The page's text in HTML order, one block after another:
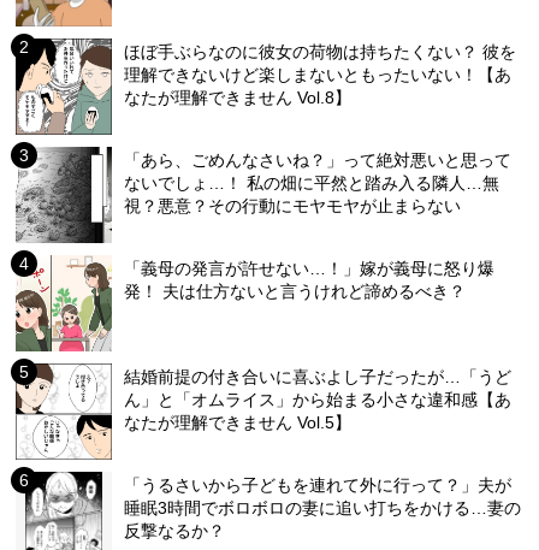
ほぼ手ぶらなのに彼女の荷物は持ちたくない？ 彼を
理解できないけど楽しまないともったいない！【あ
なたが理解できません Vol.8】
「あら、ごめんなさいね？」って絶対悪いと思って
ないでしょ…！ 私の畑に平然と踏み入る隣人…無
視？悪意？その行動にモヤモヤが止まらない
「義母の発言が許せない…！」嫁が義母に怒り爆
発！ 夫は仕方ないと言うけれど諦めるべき？
結婚前提の付き合いに喜ぶよし子だったが…「うど
ん」と「オムライス」から始まる小さな違和感【あ
なたが理解できません Vol.5】
「うるさいから子どもを連れて外に行って？」夫が
睡眠3時間でボロボロの妻に追い打ちをかける…妻の
反撃なるか？